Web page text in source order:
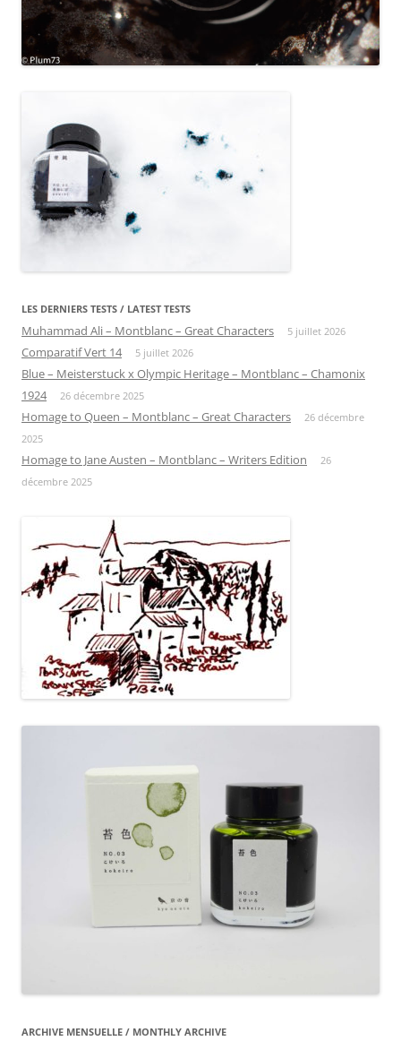
LES DERNIERS TESTS / LATEST TESTS
Muhammad Ali – Montblanc – Great Characters 5 juillet 2026
Comparatif Vert 14 5 juillet 2026
Blue – Meisterstuck x Olympic Heritage – Montblanc – Chamonix
1924
26 décembre 2025
Homage to Queen – Montblanc – Great Characters
26 décembre
2025
Homage to Jane Austen – Montblanc – Writers Edition
26
décembre 2025
ARCHIVE MENSUELLE / MONTHLY ARCHIVE